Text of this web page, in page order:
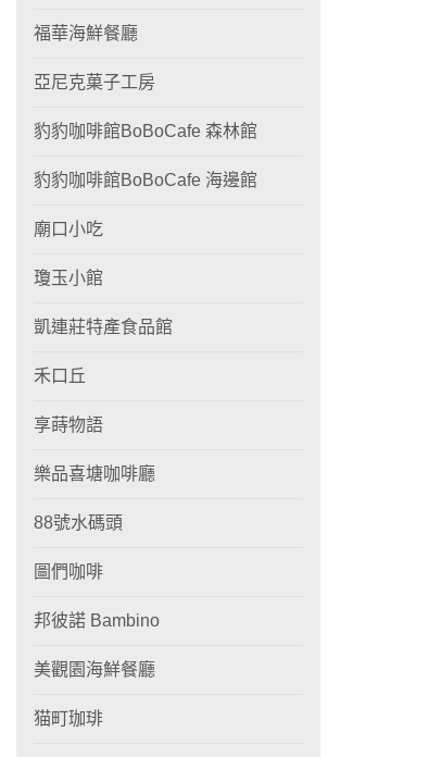
福華海鮮餐廳
亞尼克菓子工房
豹豹咖啡館BoBoCafe 森林館
豹豹咖啡館BoBoCafe 海邊館
廟口小吃
瓊玉小館
凱連莊特產食品館
禾口丘
享蒔物語
樂品喜塘咖啡廳
88號水碼頭
圖們咖啡
邦彼諾 Bambino
美觀園海鮮餐廳
猫町珈琲